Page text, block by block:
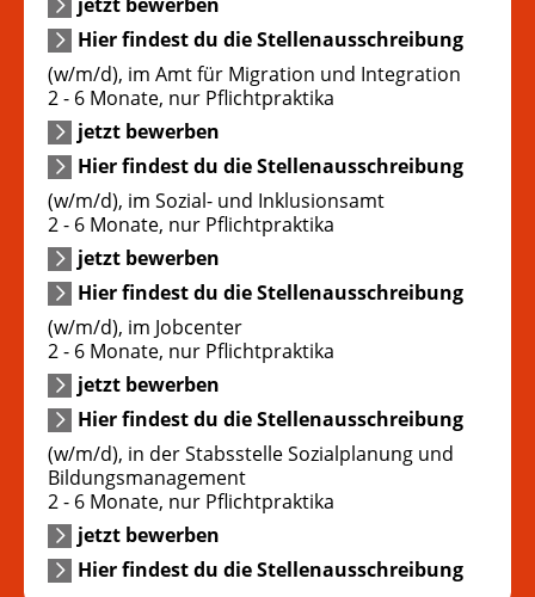
Hier findest du die Stellenausschreibung
(w/m/d), im Amt für Migration und Integration
2 - 6 Monate, nur Pflichtpraktika
jetzt bewerben
Hier findest du die Stellenausschreibung
(w/m/d), im Sozial- und Inklusionsamt
2 - 6 Monate, nur Pflichtpraktika
jetzt bewerben
Hier findest du die Stellenausschreibung
(w/m/d), im Jobcenter
2 - 6 Monate, nur Pflichtpraktika
jetzt bewerben
Hier findest du die Stellenausschreibung
(w/m/d), in der Stabsstelle Sozialplanung und
Bildungsmanagement
2 - 6 Monate, nur Pflichtpraktika
jetzt bewerben
Hier findest du die Stellenausschreibung